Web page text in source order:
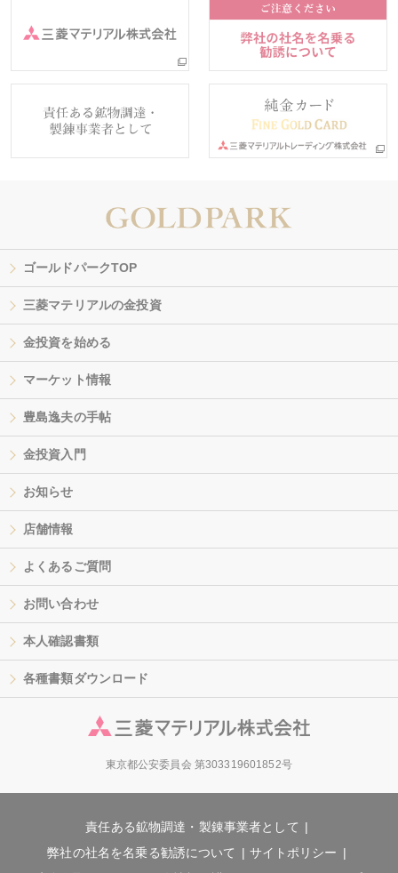
ゴールドパークTOP
三菱マテリアルの金投資
金投資を始める
マーケット情報
豊島逸夫の手帖
金投資入門
お知らせ
店舗情報
よくあるご質問
お問い合わせ
本人確認書類
各種書類ダウンロード
東京都公安委員会 第303319601852号
責任ある鉱物調達・製錬事業者として
弊社の社名を名乗る勧誘について
サイトポリシー